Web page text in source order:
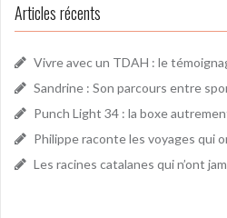
Articles récents
Vivre avec un TDAH : le
Sandrine : Son parcours entre
Punch Light 34 : la boxe
Philippe raconte les voyages qui
Les racines catalanes qui n’ont